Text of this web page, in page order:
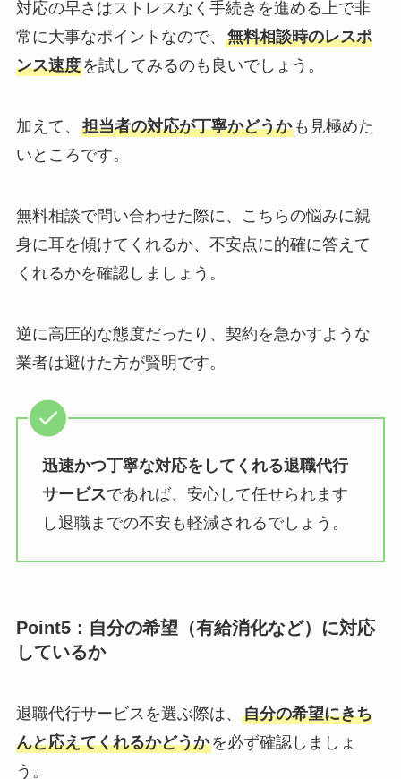
対応の早さはストレスなく手続きを進める上で非
常に大事なポイントなので、 無料相談時のレスポ
ンス速度を試してみるのも良いでしょう。
加えて、 担当者の対応が丁寧かどうかも見極めた
いところです。
無料相談で問い合わせた際に、こちらの悩みに親
身に耳を傾けてくれるか、不安点に的確に答えて
くれるかを確認しましょう。
逆に高圧的な態度だったり、契約を急かすような
業者は避けた方が賢明です。
迅速かつ丁寧な対応をしてくれる退職代行
サービスであれば、安心して任せられます
し退職までの不安も軽減されるでしょう。
Point5：自分の希望（有給消化など）に対応
しているか
退職代行サービスを選ぶ際は、 自分の希望にきち
んと応えてくれるかどうかを必ず確認しましょ
う。